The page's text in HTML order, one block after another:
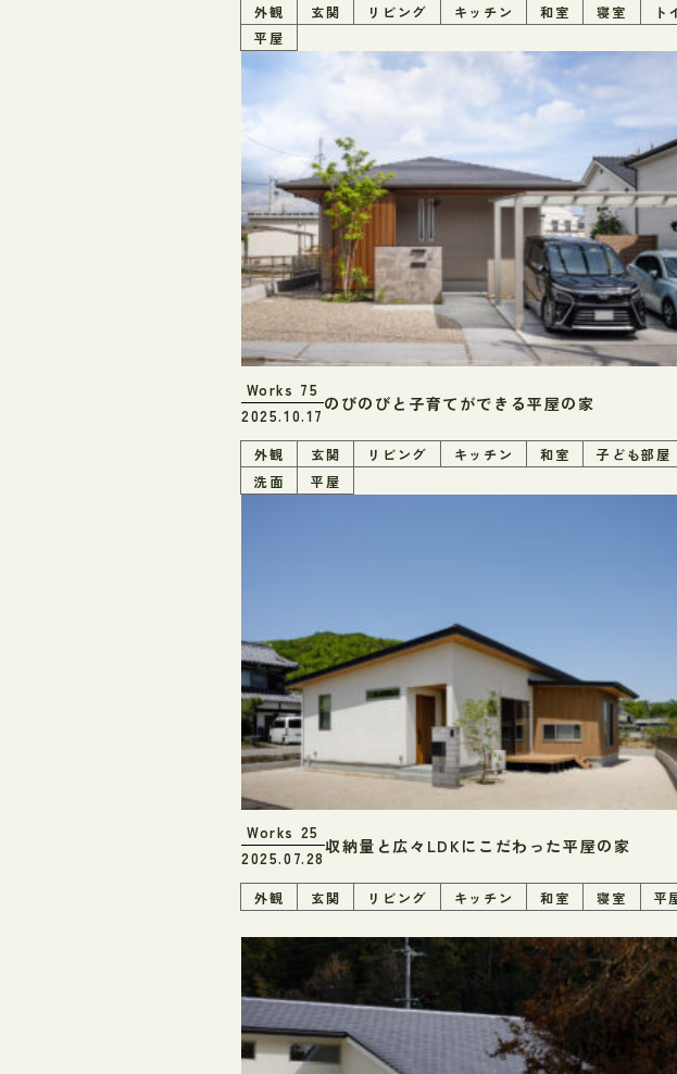
外観 玄関 リビング キッチン 和室 寝室
ト
平屋
Works 75
2025.10.17
のびのびと子育てができる平屋の家
外観 玄関 リビング キッチン 和室
子ども部屋
洗面
平屋
Works 25
2025.07.28
収納量と広々LDKにこだわった平屋の家
外観 玄関 リビング キッチン 和室 寝室 平